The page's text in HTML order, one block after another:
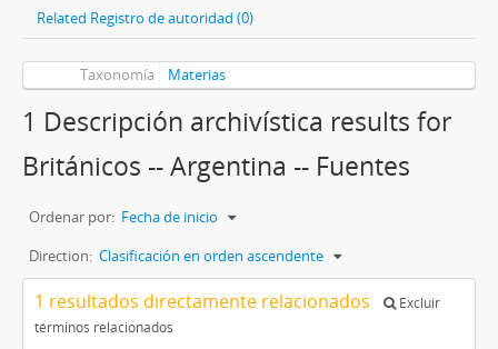
Related Registro de autoridad (0)
Taxonomía Materias
1 Descripción archivística results for
Británicos -- Argentina -- Fuentes
Ordenar por: Fecha de inicio
Direction: Clasificación en orden ascendente
1 resultados directamente relacionados
Excluir
términos relacionados